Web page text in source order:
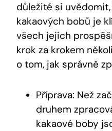
důležité si
kakaových ⁣bobů je
všech jejich
krok za krokem
o tom, jak správně
Příprava: Než
‍druhem
kakaové boby